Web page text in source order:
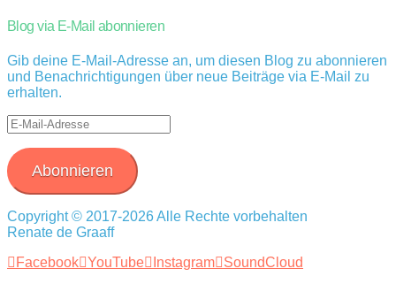
Blog via E-Mail abonnieren
Gib deine E-Mail-Adresse an, um diesen Blog zu abonnieren
und Benachrichtigungen über neue Beiträge via E-Mail zu
erhalten.
E-
Mail-
Adresse
Abonnieren
Copyright © 2017-2026 Alle Rechte vorbehalten
Renate de Graaff
Facebook YouTube Instagram
SoundCloud